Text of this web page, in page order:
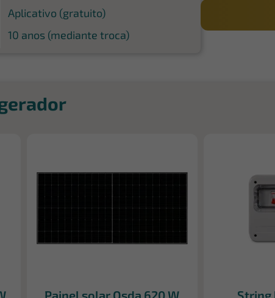
Aplicativo (gratuito)
10 anos (mediante troca)
Painel solar Osda 620 W
String